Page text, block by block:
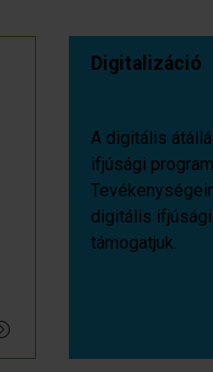
Digitalizáció
A digitális
ifjúsági
digitális
támogatjuk.